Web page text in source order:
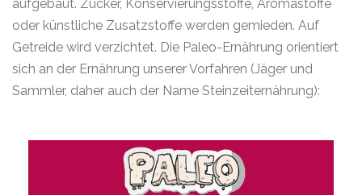
aufgebaut. Zucker, Konservierungsstoffe, Aromastoffe
oder künstliche Zusatzstoffe werden gemieden. Auf
Getreide wird verzichtet. Die Paleo-Ernährung orientiert
sich an der Ernährung unserer Vorfahren (Jäger und
Sammler, daher auch der Name Steinzeiternährung):